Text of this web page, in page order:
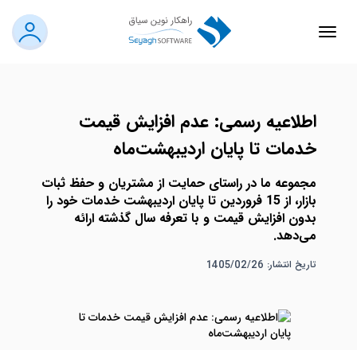
اطلاعیه رسمی: عدم افزایش قیمت
خدمات تا پایان اردیبهشت‌ماه
مجموعه ما در راستای حمایت از مشتریان و حفظ ثبات
بازار، از 15 فروردین تا پایان اردیبهشت خدمات خود را
بدون افزایش قیمت و با تعرفه سال گذشته ارائه
می‌دهد.
تاریخ انتشار: 1405/02/26